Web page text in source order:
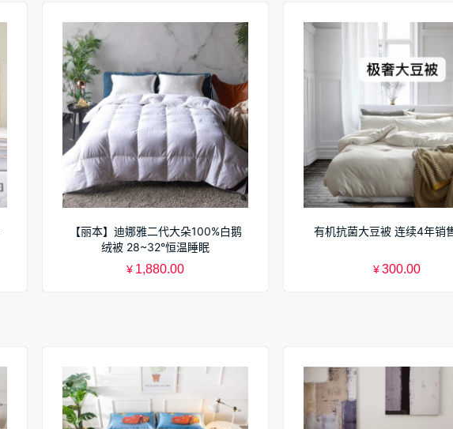
【丽本】迪娜雅二代大朵100%白鹅
绒被 28~32°恒温睡眠
¥ 1,880.00
有机抗菌大豆被 连续4年销
¥ 300.00